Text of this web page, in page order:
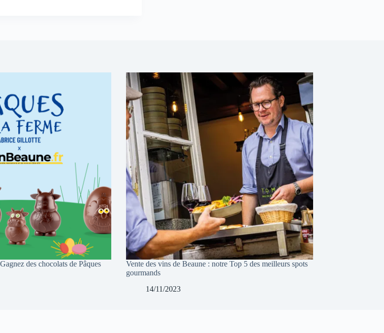
des chocolats de Pâques
Vente des vins de Beaune : notre Top 5 des meilleurs spots
gourmands
14/11/2023